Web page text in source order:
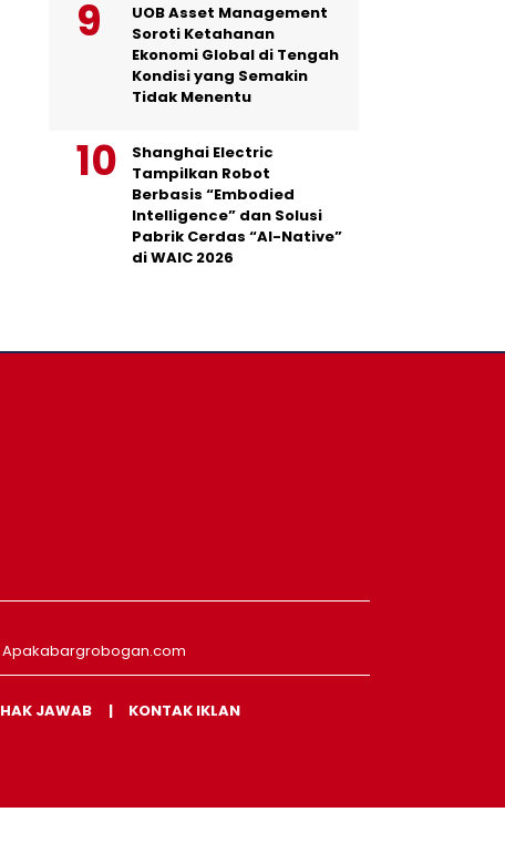
UOB Asset Management
Soroti Ketahanan
Ekonomi Global di Tengah
Kondisi yang Semakin
Tidak Menentu
Shanghai Electric
Tampilkan Robot
Berbasis “Embodied
Intelligence” dan Solusi
Pabrik Cerdas “AI-Native”
di WAIC 2026
Apakabargrobogan.com
HAK JAWAB KONTAK IKLAN